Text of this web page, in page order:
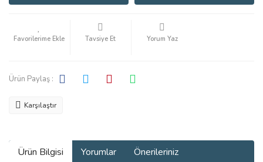
Tavsiye Et Yorum Yaz
Ürün Paylaş :
Karşılaştır
Ürün Bilgisi Yorumlar Önerileriniz